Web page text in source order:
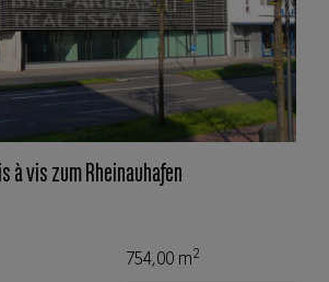
à vis zum Rheinauhafen
754,00 m2